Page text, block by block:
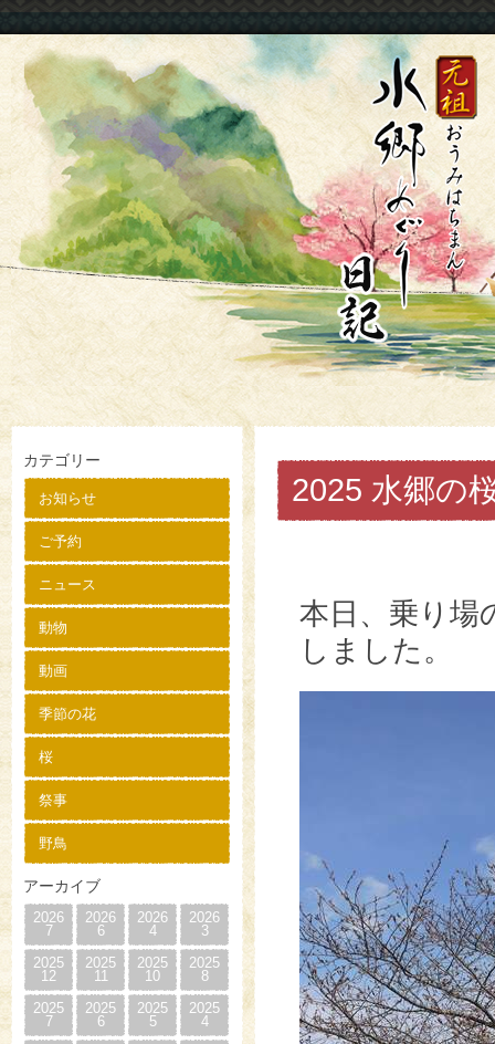
カテゴリー
お知らせ
ご予約
ニュース
動物
動画
季節の花
桜
祭事
野鳥
アーカイブ
2026
7
2026
6
2026
4
2026
3
2025
12
2025
11
2025
10
2025
8
2025
7
2025
6
2025
5
2025
4
2025 水郷の
本日、乗り場
しました。